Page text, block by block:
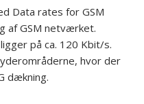
Data rates for GSM
af GSM netværket.
på ca. 120 Kbit/s.
hvor der
dækning.